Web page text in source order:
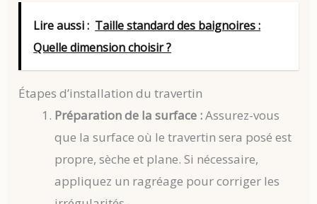
Lire aussi : Taille standard des baignoires :
Quelle dimension choisir ?
Étapes d’installation du travertin
Préparation de la surface :Assurez-vous
que la surface où le travertin sera posé est
propre, sèche et plane. Si nécessaire,
appliquez un ragréage pour corriger les